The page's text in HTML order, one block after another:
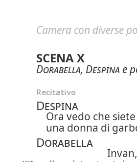
Camera con diverse
SCENA X
Dorabella, Despina e
Recitativo
Despina
Ora vedo che siete
una donna di
Dorabella